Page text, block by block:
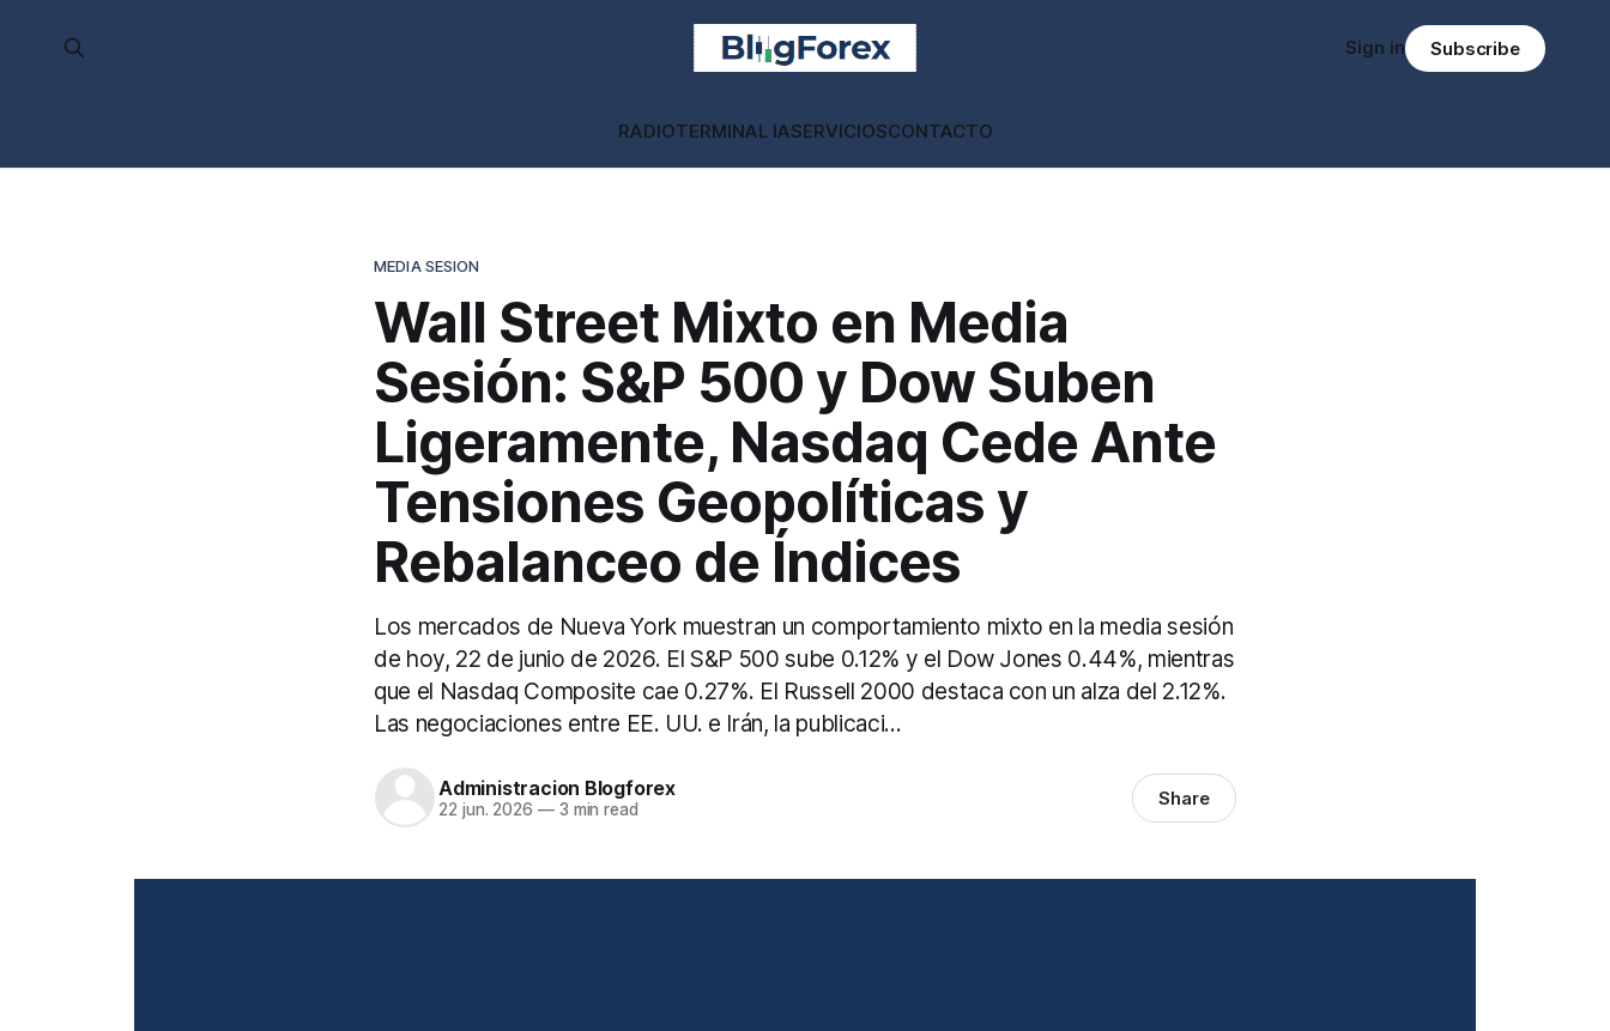
RADIOTERMINAL IASERVICIOSCONTACTO
Sign in Subscribe
MEDIA SESION
Wall Street Mixto en Media
Sesión: S&P 500 y Dow Suben
Ligeramente, Nasdaq Cede Ante
Tensiones Geopolíticas y
Rebalanceo de Índices
Los mercados de Nueva York muestran un comportamiento mixto en la media sesión
de hoy, 22 de junio de 2026. El S&P 500 sube 0.12% y el Dow Jones 0.44%, mientras
que el Nasdaq Composite cae 0.27%. El Russell 2000 destaca con un alza del 2.12%.
Las negociaciones entre EE. UU. e Irán, la publicaci...
Administracion Blogforex
22 jun. 2026 —3 min read Share